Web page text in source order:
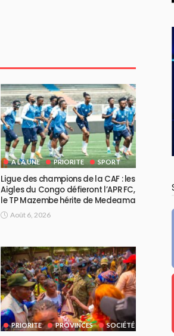
A LA UNE PRIORITE SPORT
Ligue des champions de la CAF : les
Aigles du Congo défieront l’APR FC,
le TP Mazembe hérite de Medeama
Août 6, 2026
PRIORITE PROVINCES SOCIÉTÉ